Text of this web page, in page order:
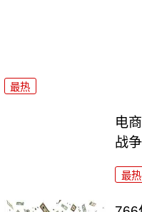
最热
电
战
最热